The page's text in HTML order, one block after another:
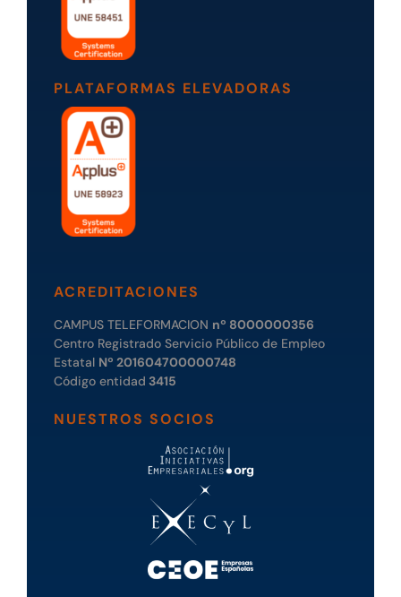
PLATAFORMAS ELEVADORAS
ACREDITACIONES
CAMPUS TELEFORMACION nº 8000000356
Centro Registrado Servicio Público de Empleo
Estatal Nº 201604700000748
Código entidad 3415
NUESTROS SOCIOS